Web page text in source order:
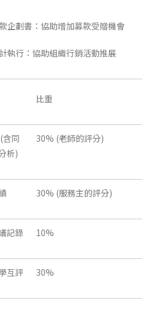
劃書：協助增加募款受贈機會
行：協助組織行銷活動推展
比重
含同
析)
30% (老師的評分)
30% (服務主的評分)
記錄 10%
互評 30%